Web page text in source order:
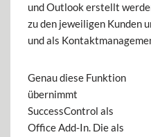
und Outlook erstellt
zu den jeweiligen Kunden
und als
Genau diese Funktion
übernimmt
SuccessControl als
Office Add-In. Die als